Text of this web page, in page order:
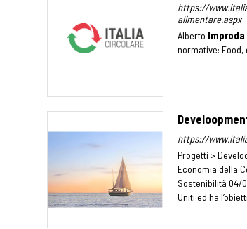
https://
alimentare.aspx
Alberto Improda
normative:
https://
Progetti >
Economia della
Sostenibilità 04/
Uniti ed ha